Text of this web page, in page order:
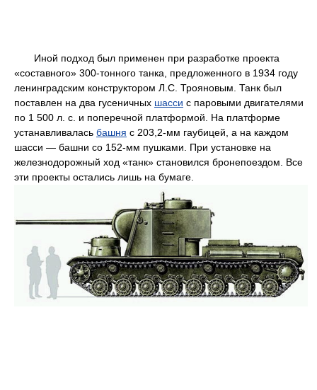
Иной подход был применен при разработке проекта
«составного» 300-тонного танка, предложенного в 1934 году
ленинградским конструктором Л.С. Трояновым. Танк был
поставлен на два гусеничных шасси с паровыми двигателями
по 1 500 л. с. и поперечной платформой. На платформе
устанавливалась башня с 203,2-мм гаубицей, а на каждом
шасси — башни со 152-мм пушками. При установке на
железнодорожный ход «танк» становился бронепоездом. Все
эти проекты остались лишь на бумаге.